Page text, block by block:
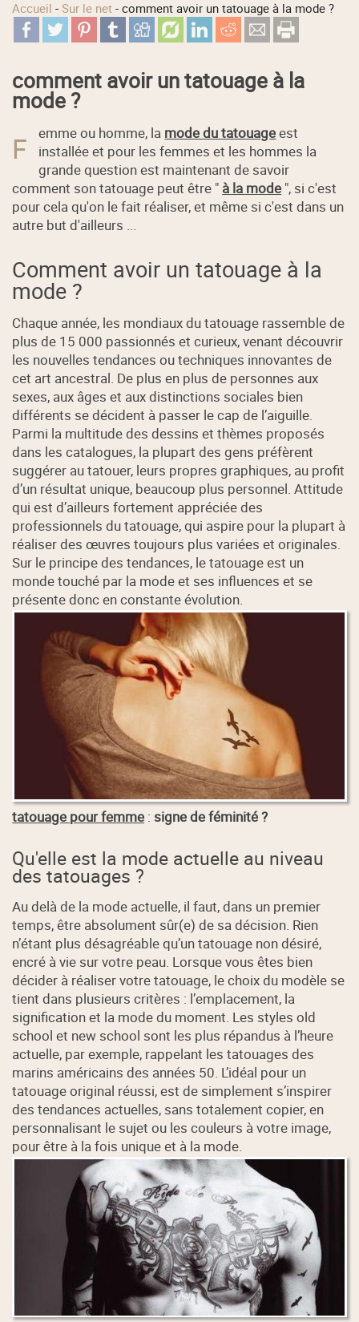
Accueil -Sur le net -comment avoir un tatouage à la mode ?
comment avoir un tatouage à la
mode ?
F emme ou homme, la mode du tatouageest
installée et pour les femmes et les hommes la
grande question est maintenant de savoir
comment son tatouage peut être " à la mode ", si c'est
pour cela qu'on le fait réaliser, et même si c'est dans un
autre but d'ailleurs ...
Comment avoir un tatouage à la
mode ?
Chaque année, les mondiaux du tatouage rassemble de
plus de 15 000 passionnés et curieux, venant découvrir
les nouvelles tendances ou techniques innovantes de
cet art ancestral. De plus en plus de personnes aux
sexes, aux âges et aux distinctions sociales bien
différents se décident à passer le cap de l’aiguille.
Parmi la multitude des dessins et thèmes proposés
dans les catalogues, la plupart des gens préfèrent
suggérer au tatouer, leurs propres graphiques, au profit
d’un résultat unique, beaucoup plus personnel. Attitude
qui est d’ailleurs fortement appréciée des
professionnels du tatouage, qui aspire pour la plupart à
réaliser des œuvres toujours plus variées et originales.
Sur le principe des tendances, le tatouage est un
monde touché par la mode et ses influences et se
présente donc en constante évolution.
tatouage pour femme : signe de féminité ?
Qu'elle est la mode actuelle au niveau
des tatouages ?
Au delà de la mode actuelle, il faut, dans un premier
temps, être absolument sûr(e) de sa décision. Rien
n’étant plus désagréable qu’un tatouage non désiré,
encré à vie sur votre peau. Lorsque vous êtes bien
décider à réaliser votre tatouage, le choix du modèle se
tient dans plusieurs critères : l’emplacement, la
signification et la mode du moment. Les styles old
school et new school sont les plus répandus à l’heure
actuelle, par exemple, rappelant les tatouages des
marins américains des années 50. L’idéal pour un
tatouage original réussi, est de simplement s’inspirer
des tendances actuelles, sans totalement copier, en
personnalisant le sujet ou les couleurs à votre image,
pour être à la fois unique et à la mode.